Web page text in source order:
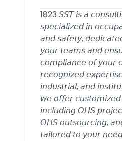
1823 𝘚𝘚𝘛 𝘪𝘴 𝘢
𝘴𝘱𝘦𝘤𝘪𝘢𝘭𝘪𝘻𝘦𝘥 𝘪𝘯
𝘢𝘯𝘥 𝘴𝘢𝘧𝘦𝘵𝘺,
𝘺𝘰𝘶𝘳 𝘵𝘦𝘢𝘮𝘴 𝘢𝘯𝘥
𝘤𝘰𝘮𝘱𝘭𝘪𝘢𝘯𝘤𝘦 𝘰𝘧 𝘺𝘰𝘶𝘳
𝘳𝘦𝘤𝘰𝘨𝘯𝘪𝘻𝘦𝘥
𝘪𝘯𝘥𝘶𝘴𝘵𝘳𝘪𝘢𝘭, 𝘢𝘯𝘥
𝘸𝘦 𝘰𝘧𝘧𝘦𝘳 𝘤𝘶𝘴𝘵𝘰𝘮𝘪𝘻𝘦𝘥
𝘪𝘯𝘤𝘭𝘶𝘥𝘪𝘯𝘨 𝘖𝘏𝘚
𝘖𝘏𝘚 𝘰𝘶𝘵𝘴𝘰𝘶𝘳𝘤𝘪𝘯𝘨,
𝘵𝘢𝘪𝘭𝘰𝘳𝘦𝘥 𝘵𝘰 𝘺𝘰𝘶𝘳